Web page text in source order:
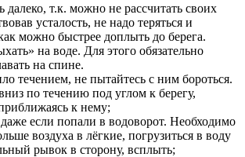
далеко, т.к. можно не рассчитать своих
усталость, не надо теряться и
можно быстрее доплыть до берега.
на воде. Для этого обязательно
на спине.
течением, не пытайтесь с ним бороться.
по течению под углом к берегу,
к нему;
даже если попали в водоворот. Необходимо
воздуха в лёгкие, погрузиться в воду
рывок в сторону, всплыть;